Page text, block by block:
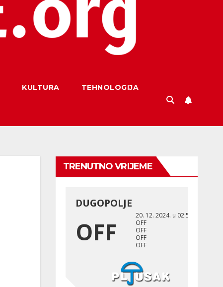
KULTURA TEHNOLOGIJA
TRENUTNO VRIJEME